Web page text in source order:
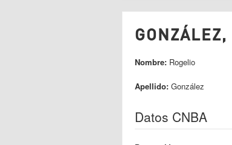
Nombre: Rogelio
Apellido: González
Datos CNBA